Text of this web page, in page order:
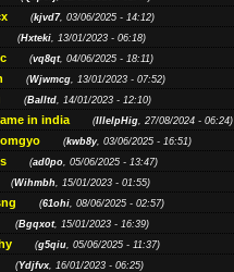
(kjvd7, 03/06/2025 - 14:12)
(Hxteki, 13/01/2023 - 06:18)
(vq8qt, 04/06/2025 - 18:11)
(Wjwmcg, 13/01/2023 - 07:52)
(Balltd, 14/01/2023 - 12:10)
in india (IllelpHig, 27/08/2024 - 06:24)
(kwb8y, 03/06/2025 - 16:51)
(ad0po, 05/06/2025 - 13:47)
(Wihmbh, 15/01/2023 - 01:55)
(61ohi, 08/06/2025 - 02:57)
(Bgqxot, 15/01/2023 - 16:39)
(g5qiu, 05/06/2025 - 11:37)
(Ydjfvx, 16/01/2023 - 06:25)